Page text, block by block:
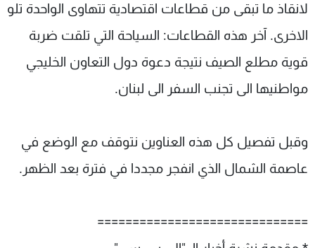
لانقاذ ما تبقى من قطاعات اقتصادية تتهاوى الواحدة تلو
الاخرى. آخر هذه القطاعات: السياحة التي تلقت ضربة
قوية مطلع الصيف نتيجة دعوة دول التعاون الخليجي
مواطنيها الى تجنب السفر الى لبنان.
وقبل تفصيل كل هذه العناوين نتوقف مع الوضع في
عاصمة الشمال الذي انفجر مجددا في فترة بعد الظهر.
==============================